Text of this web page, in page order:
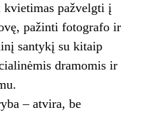
kvietimas pažvelgti į
pažinti fotografo ir
santykį su kitaip
dramomis ir
– atvira, be